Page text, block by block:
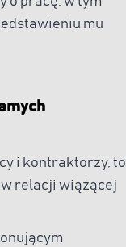
mu
i kontraktorzy, to
relacji wiążącej